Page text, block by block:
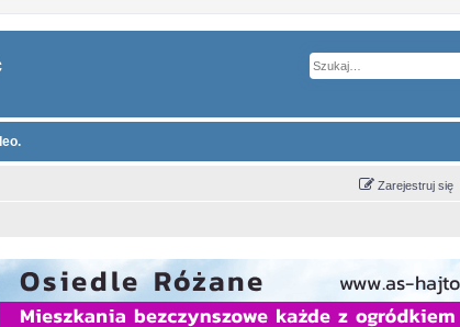
Zarejestruj się